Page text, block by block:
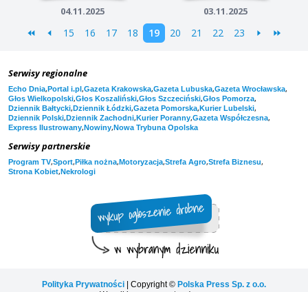
04.11.2025 03.11.2025
15 16 17 18 19 20 21 22 23
Serwisy regionalne
Echo Dnia,Portal i.pl,Gazeta Krakowska,Gazeta Lubuska,Gazeta Wrocławska,
Głos Wielkopolski,Głos Koszaliński,Głos Szczeciński,Głos Pomorza,
Dziennik Bałtycki,Dziennik Łódzki,Gazeta Pomorska,Kurier Lubelski,
Dziennik Polski,Dziennik Zachodni,Kurier Poranny,Gazeta Współczesna,
Express Ilustrowany,Nowiny,Nowa Trybuna Opolska
Serwisy partnerskie
Program TV,Sport,Piłka nożna,Motoryzacja,Strefa Agro,Strefa Biznesu,
Strona Kobiet,Nekrologi
Polityka Prywatności | Copyright © Polska Press Sp. z o.o.